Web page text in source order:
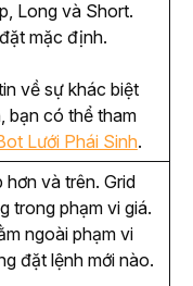
Long và Short.
mặc định.
về sự khác biệt
bạn có thể tham
Lưới Phái Sinh.
và trên. Grid
trong phạm vi giá.
ngoài phạm vi
đặt lệnh mới nào.